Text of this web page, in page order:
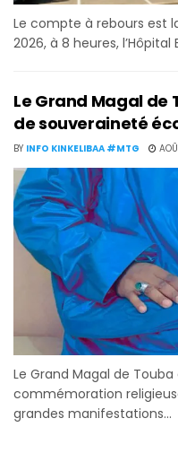
Le compte à rebours est
2026, à 8 heures, l’Hôpital
Le Grand Magal de
de souveraineté
BY INFO KINKELIBAA #MTG
Le Grand Magal de
commémoration
grandes manifestations...